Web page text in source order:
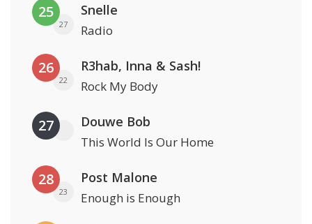
25
27
Snelle
Radio
26
22
R3hab, Inna & Sash!
Rock My Body
27 Douwe Bob
This World Is Our Home
28
23
Post Malone
Enough is Enough